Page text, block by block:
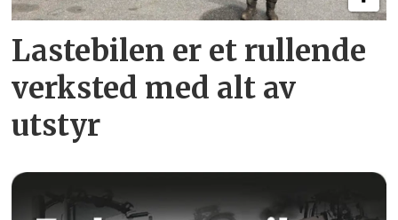
Lastebilen er et rullende
verksted med alt av
utstyr